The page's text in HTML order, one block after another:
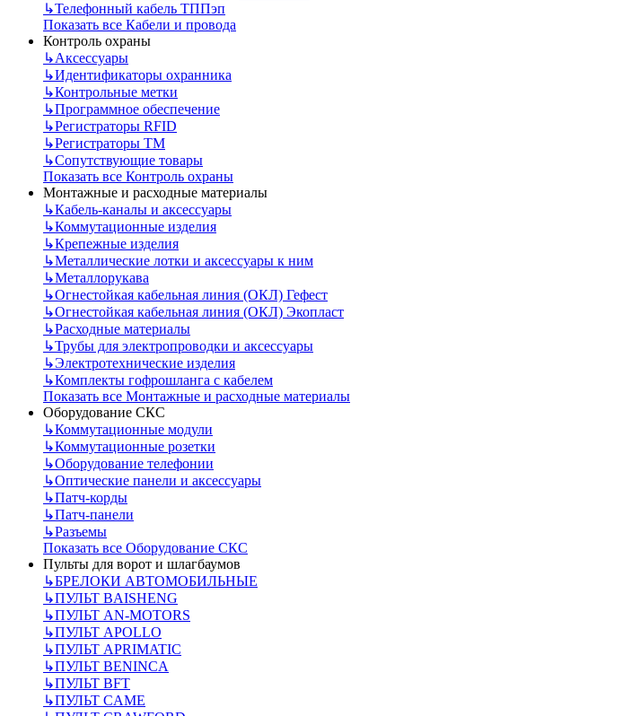
↳Телефонный кабель ТППэп
Показать все Кабели и провода
Контроль охраны
↳Аксессуары
↳Идентификаторы охранника
↳Контрольные метки
↳Программное обеспечение
↳Регистраторы RFID
↳Регистраторы ТМ
↳Сопутствующие товары
Показать все Контроль охраны
Монтажные и расходные материалы
↳Кабель-каналы и аксессуары
↳Коммутационные изделия
↳Крепежные изделия
↳Металлические лотки и аксессуары к ним
↳Металлорукава
↳Огнестойкая кабельная линия (ОКЛ) Гефест
↳Огнестойкая кабельная линия (ОКЛ) Экопласт
↳Расходные материалы
↳Трубы для электропроводки и аксессуары
↳Электротехнические изделия
↳Комплекты гофрошланга с кабелем
Показать все Монтажные и расходные материалы
Оборудование СКС
↳Коммутационные модули
↳Коммутационные розетки
↳Оборудование телефонии
↳Оптические панели и аксессуары
↳Патч-корды
↳Патч-панели
↳Разъемы
Показать все Оборудование СКС
Пульты для ворот и шлагбаумов
↳БРЕЛОКИ АВТОМОБИЛЬНЫЕ
↳ПУЛЬТ BAISHENG
↳ПУЛЬТ AN-MOTORS
↳ПУЛЬТ APOLLO
↳ПУЛЬТ APRIMATIC
↳ПУЛЬТ BENINCA
↳ПУЛЬТ BFT
↳ПУЛЬТ CAME